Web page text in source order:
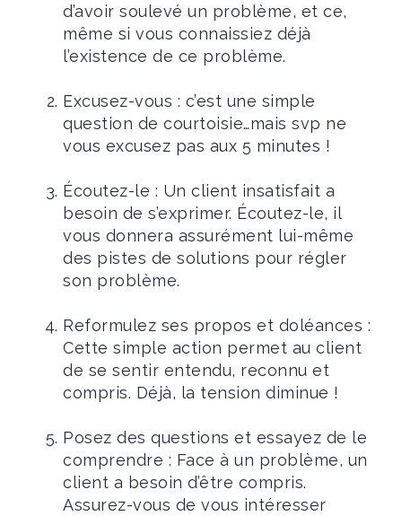
d’avoir soulevé un problème, et ce,
même si vous connaissiez déjà
l’existence de ce problème.
Excusez-vous : c’est une simple
question de courtoisie…mais svp ne
vous excusez pas aux 5 minutes !
Écoutez-le : Un client insatisfait a
besoin de s’exprimer. Écoutez-le, il
vous donnera assurément lui-même
des pistes de solutions pour régler
son problème.
Reformulez ses propos et doléances :
Cette simple action permet au client
de se sentir entendu, reconnu et
compris. Déjà, la tension diminue !
Posez des questions et essayez de le
comprendre : Face à un problème, un
client a besoin d’être compris.
Assurez-vous de vous intéresser